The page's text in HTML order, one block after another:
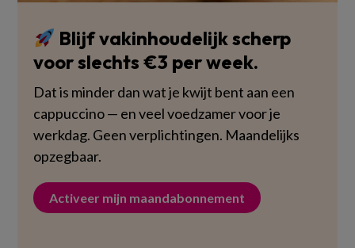
Blijf vakinhoudelijk scherp
voor slechts €3 per week.
Dat is minder dan wat je kwijt bent aan een
cappuccino — en veel voedzamer voor je
werkdag. Geen verplichtingen. Maandelijks
opzegbaar.
Activeer mijn maandabonnement